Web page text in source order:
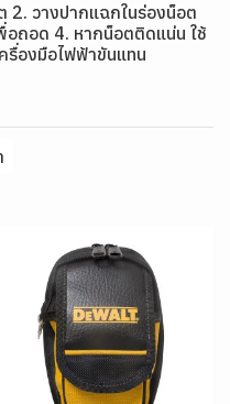
2. วางปากแฉกในร่องน็อต
อถอด 4. หากน็อตติดแน่น ใช้
ครื่องมือไฟฟ้าขันแทน